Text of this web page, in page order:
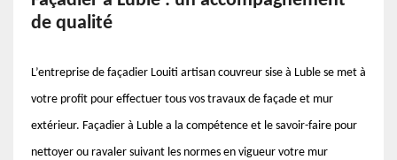
de qualité
L’entreprise de façadier Louiti artisan couvreur sise à Luble se met à
votre profit pour effectuer tous vos travaux de façade et mur
extérieur. Façadier à Luble a la compétence et le savoir-faire pour
nettoyer ou ravaler suivant les normes en vigueur votre mur